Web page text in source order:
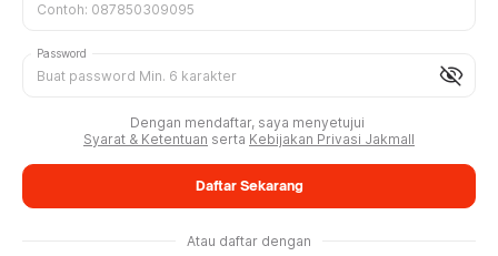
visibility_off
Password
Dengan mendaftar, saya menyetujui
Syarat & Ketentuan serta Kebijakan Privasi Jakmall
Daftar Sekarang
Atau daftar dengan